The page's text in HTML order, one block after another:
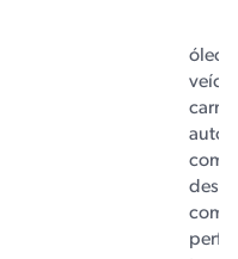
óleo
carro
com
com